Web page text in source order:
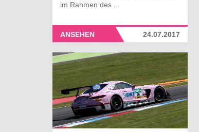
im Rahmen des ...
24.07.2017
ANSEHEN